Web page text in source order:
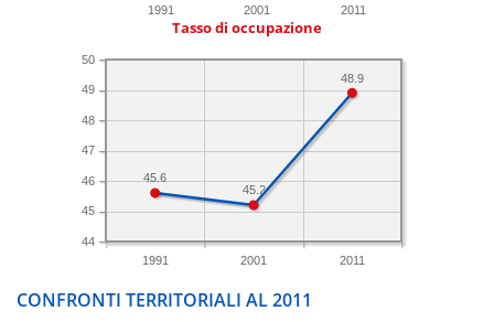
1991 2001 2011
Tasso di occupazione
1991 2001 2011
44
45
46
47
48
49
50
48.9
45.2
45.6
CONFRONTI TERRITORIALI AL 2011